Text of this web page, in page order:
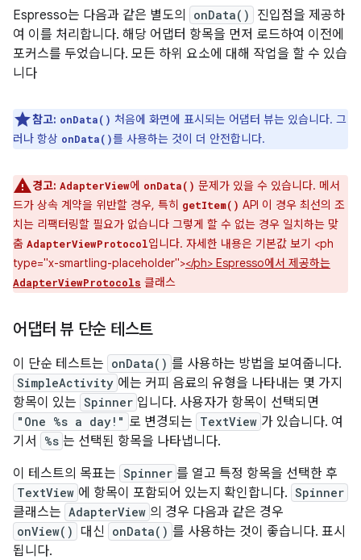
Espresso는 다음과 같은 별도의
onData()
진입점을 제공하
여 이를 처리합니다. 해당 어댑터 항목을 먼저 로드하여 이전에
포커스를 두었습니다. 모든 하위 요소에 대해 작업을 할 수 있습
니다
참고: onData() 처음에 화면에 표시되는 어댑터 뷰는 있습니다. 그
러나 항상 onData()를 사용하는 것이 더 안전합니다.
경고: AdapterView에 onData() 문제가 있을 수 있습니다. 메서
드가 상속 계약을 위반할 경우, 특히 getItem() API 이 경우 최선의 조
치는 리팩터링할 필요가 없습니다 그렇게 할 수 없는 경우 일치하는 맞
춤 AdapterViewProtocol입니다. 자세한 내용은 기본값 보기 <ph
type="x-smartling-placeholder"></ph> Espresso에서 제공하는
AdapterViewProtocols 클래스
어댑터 뷰 단순 테스트
이 단순 테스트는 onData() 를 사용하는 방법을 보여줍니다.
SimpleActivity 에는 커피 음료의 유형을 나타내는 몇 가지
항목이 있는 Spinner 입니다. 사용자가 항목이 선택되면
"One %s a day!" 로 변경되는 TextView 가 있습니다. 여
기서
%s 는 선택된 항목을 나타냅니다.
이 테스트의 목표는 Spinner 를 열고 특정 항목을 선택한 후
TextView 에 항목이 포함되어 있는지 확인합니다. Spinner
클래스는 AdapterView 의 경우 다음과 같은 경우
onView() 대신 onData() 를 사용하는 것이 좋습니다. 표시
됩니다.